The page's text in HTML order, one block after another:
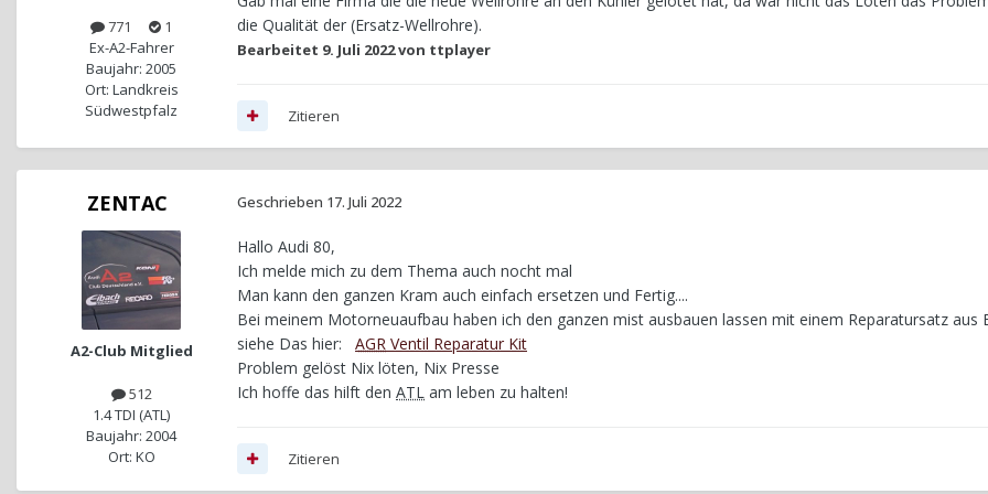
771
1
Ex-A2-Fahrer
Baujahr: 2005
Ort: Landkreis
Südwestpfalz
die Qualität der (Ersatz-Wellrohre).
Bearbeitet 9. Juli 2022von ttplayer
Zitieren
ZENTAC
A2-Club Mitglied
512
1.4 TDI (ATL)
Baujahr: 2004
Ort: KO
Geschrieben 17. Juli 2022
Hallo Audi 80,
Ich melde mich zu dem Thema auch nocht mal
Man kann den ganzen Kram auch einfach ersetzen und Fertig....
Bei meinem Motorneuaufbau haben ich den ganzen mist ausbauen lassen mit einem Reparatursatz aus
siehe Das hier: AGR Ventil Reparatur Kit
Problem gelöst Nix löten, Nix Presse
Ich hoffe das hilft den ATL am leben zu halten!
Zitieren